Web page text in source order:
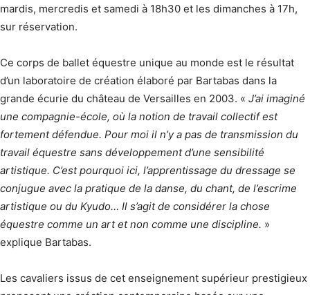
mardis, mercredis et samedi à 18h30 et les dimanches à 17h,
sur réservation.
Ce corps de ballet équestre unique au monde est le résultat
d’un laboratoire de création élaboré par Bartabas dans la
grande écurie du château de Versailles en 2003. « J’ai imaginé
une compagnie-école, où la notion de travail collectif est
fortement défendue. Pour moi il n’y a pas de transmission du
travail équestre sans développement d’une sensibilité
artistique. C’est pourquoi ici, l’apprentissage du dressage se
conjugue avec la pratique de la danse, du chant, de l’escrime
artistique ou du Kyudo… Il s’agit de considérer la chose
équestre comme un art et non comme une discipline. »
explique Bartabas.
Les cavaliers issus de cet enseignement supérieur prestigieux